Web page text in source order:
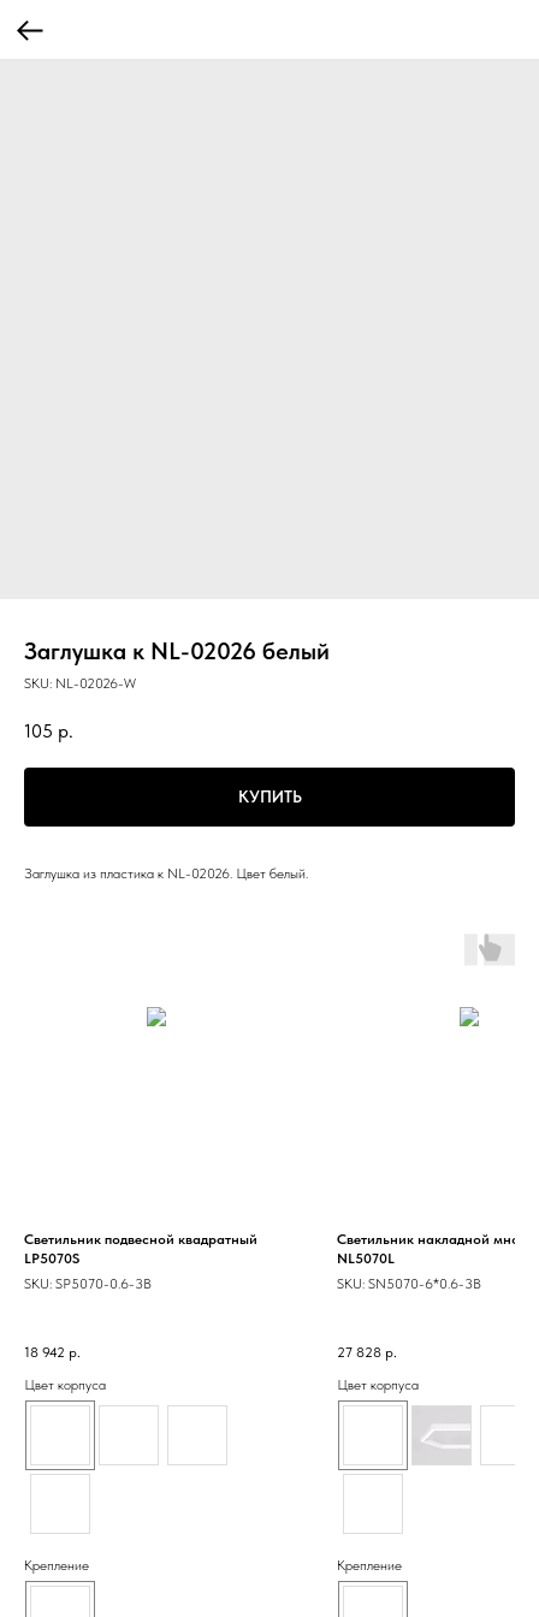
Заглушка к NL-02026 белый
SKU: NL-02026-W
105 р.
КУПИТЬ
Заглушка из пластика к NL-02026. Цвет белый.
Светильник подвесной квадратный
LP5070S
SKU: SP5070-0.6-3B
18 942 р.
Цвет корпуса
Крепление
Светильник накладной
NL5070L
SKU: SN5070-6*0.6-3B
27 828 р.
Цвет корпуса
Крепление